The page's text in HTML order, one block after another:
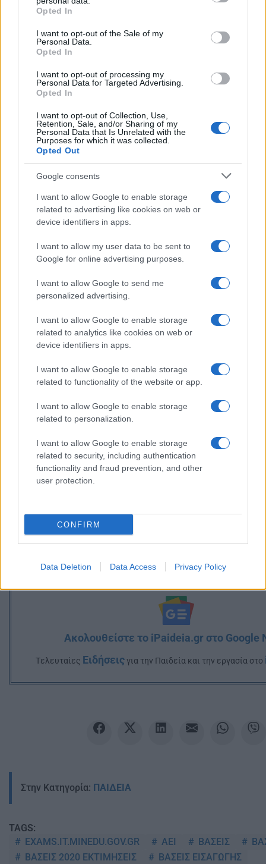
grant or deny consent to Google and its third-party tags to
use your data for below specified purposes in below Google
consent section.
Opted In
I want to opt-out of the Sale of my
Personal Data.
Opted In
I want to opt-out of processing my
Personal Data for Targeted Advertising.
Opted In
I want to opt-out of Collection, Use,
Retention, Sale, and/or Sharing of my
Personal Data that Is Unrelated with the
Purposes for which it was collected.
Opted Out
Google consents
I want to allow Google to enable storage
related to advertising like cookies on web or
device identifiers in apps.
I want to allow my user data to be sent to
Google for online advertising purposes.
I want to allow Google to send me
personalized advertising.
I want to allow Google to enable storage
related to analytics like cookies on web or
device identifiers in apps.
I want to allow Google to enable storage
related to functionality of the website or app.
I want to allow Google to enable storage
related to personalization.
I want to allow Google to enable storage
related to security, including authentication
functionality and fraud prevention, and other
user protection.
CONFIRM
Data Deletion Data Access Privacy Policy
αποκλειστούν από την εισαγωγή τους στην τριτοβάθμια
φέτος.
Δ. Υπενθυμίζεται ότι οι υποψήφιοι που παραπέμπονται
πανελλαδικές εξετάσεις του Σεπτεμβρίου, καταθέτουν
τις προτιμήσεις τους, μαζί με τους υποψηφίους (ΓΕΛ και
τακτικής εξεταστικής περιόδου, δηλαδή την ίδια
Ιουλίου 2020.
Ε. Ως προθεσμία διεξαγωγής Υγειονομικής Εξέτασης και
Δοκιμασίας των υποψηφίων (αγωνίσματα) για εισαγωγή
Επιστήμης Φυσικής Αγωγής και Αθλητισμού (ΤΕΦΑΑ) έχει
διάστημα από τη Δευτέρα 29-6-2020 μέχρι και την
Ακολουθείστε το iPaideia.gr στο Google
Tελευταίες Ειδήσειςγια την Παιδεία και την εργασία στο
Στην Κατηγορία: ΠΑΙΔΕΙΑ
TAGS:
EXAMS.IT.MINEDU.GOV.GR
ΑΕΙ ΒΑΣΕΙΣ
ΒΑΣΕΙΣ 2020 ΕΚΤΙΜΗΣΕΙΣ
ΒΑΣΕΙΣ ΕΙΣΑΓΩΓΗΣ